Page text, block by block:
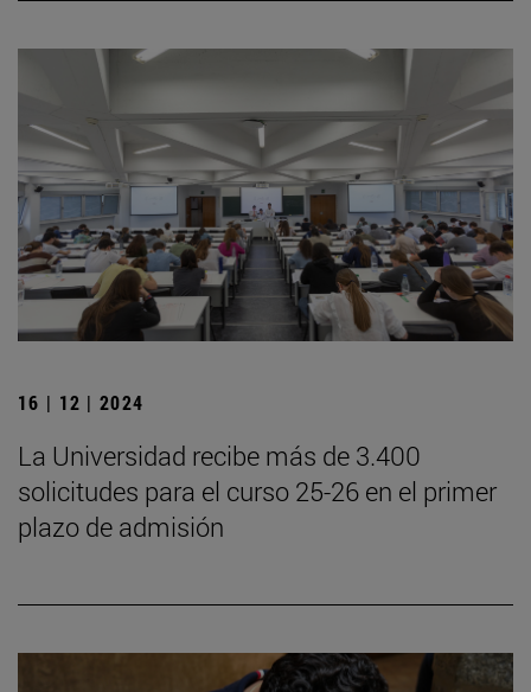
16 | 12 | 2024
La Universidad recibe más de 3.400
solicitudes para el curso 25-26 en el primer
plazo de admisión